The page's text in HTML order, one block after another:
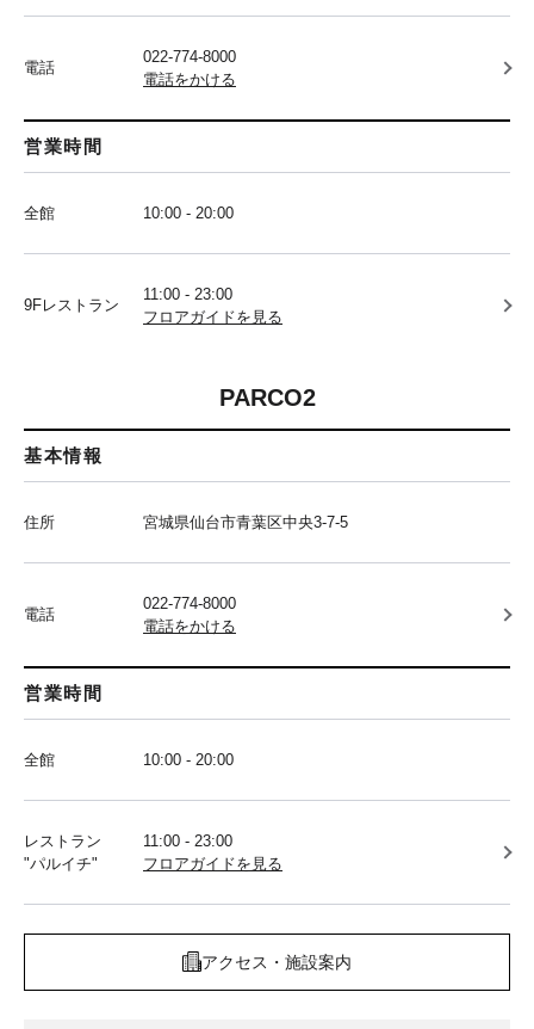
電話
022-774-8000
電話をかける
営業時間
全館 10:00 - 20:00
9Fレストラン
11:00 - 23:00
フロアガイドを見る
PARCO2
基本情報
住所 宮城県仙台市青葉区中央3-7-5
電話
022-774-8000
電話をかける
営業時間
全館 10:00 - 20:00
レストラン
"パルイチ"
11:00 - 23:00
フロアガイドを見る
アクセス・施設案内